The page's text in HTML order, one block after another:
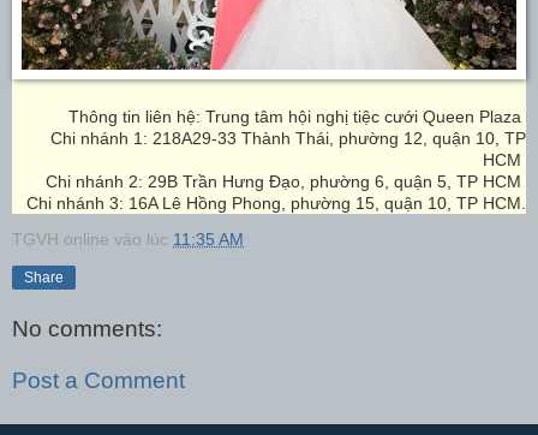
Thông tin liên hệ: Trung tâm hội nghị tiệc cưới Queen Plaza
Chi nhánh 1: 218A29-33 Thành Thái, phường 12, quận 10, TP
HCM
Chi nhánh 2: 29B Trần Hưng Đạo, phường 6, quận 5, TP HCM
Chi nhánh 3: 16A Lê Hồng Phong, phường 15, quận 10, TP HCM.
TGVH online vào lúc 11:35 AM
Share
No comments:
Post a Comment